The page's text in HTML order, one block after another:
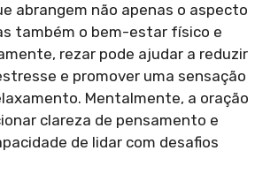
abrangem não apenas o aspecto
também o bem-estar físico e
rezar pode ajudar a reduzir
e promover uma sensação
Mentalmente, a oração
clareza de pensamento e
de lidar com desafios